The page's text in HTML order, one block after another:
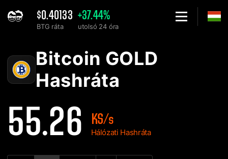
$0.40133
BTG ráta
+37.44%
utolsó 24 óra
Bitcoin GOLD
Hashráta
55.26 KS/s
Hálózati Hashráta